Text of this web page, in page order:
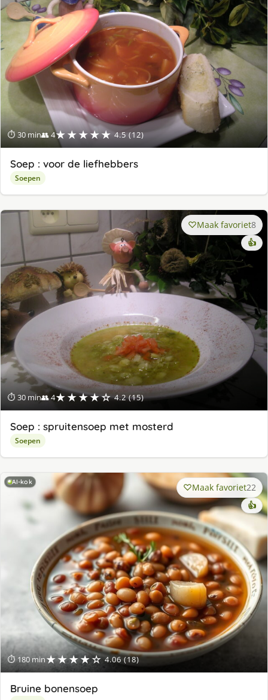
⏱ 30 min👥 4★★★★★ 4.5 (12)
Soep : voor de liefhebbers
Soepen
⏱ 30 min👥 4★★★★☆ 4.2 (15)
Maak favoriet8
👍
Soep : spruitensoep met mosterd
Soepen
AI-kok
⏱ 180 min★★★★☆ 4.06 (18)
Maak favoriet22
👍
Bruine bonensoep